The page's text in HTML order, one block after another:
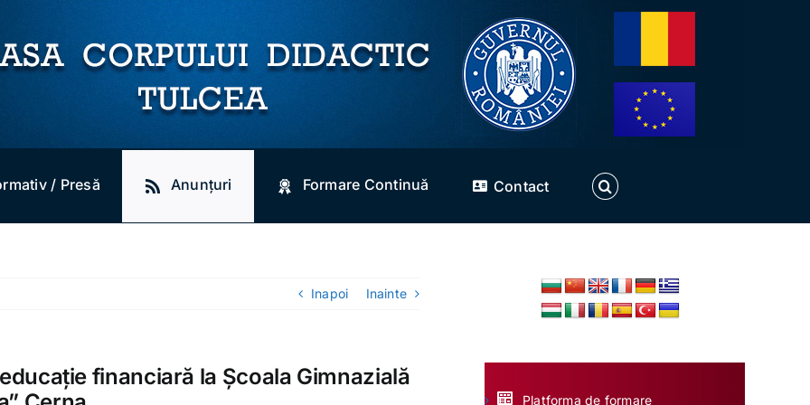
/ Presă Anunțuri Formare Continuă Contact
Inapoi Inainte
financiară la Școala Gimnazială
Platforma de formare